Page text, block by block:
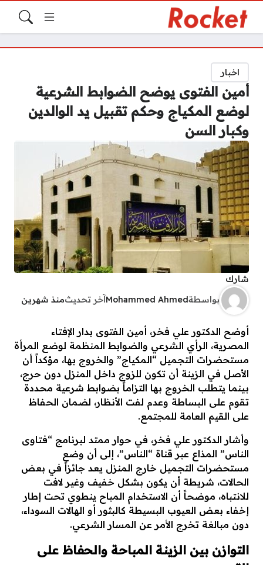
اخبار
أمين الفتوى يوضح الضوابط الشرعية
لوضع المكياج وحكم تقبيل يد الوالدين
وكبار السن
شارك
بواسطةMohammed Ahmed آخر تحديثمنذ شهرين
أوضح الدكتور علي فخر، أمين الفتوى بدار الإفتاء
المصرية، الرأي الشرعي والضوابط المنظمة لوضع المرأة
مستحضرات التجميل “المكياج” والخروج بها، مؤكداً أن
الأصل في الزينة أن تكون للزوج داخل المنزل دون حرج،
بينما يتطلب الخروج بها التزاماً بضوابط شرعية محددة
تقوم على البساطة وعدم لفت الأنظار، لضمان الحفاظ
على القيم العامة للمجتمع.
​وأشار الدكتور علي فخر، في حوار ممتد لبرنامج “فتاوى
الناس” المذاع عبر قناة “الناس”، إلى أن وضع
مستحضرات التجميل خارج المنزل يعد جائزاً في بعض
الحالات، شريطة أن يكون بشكل خفيف وغير لافت
للانتباه، موضحاً أن الاستخدام المباح ينطوي تحت إطار
إخفاء بعض العيوب البسيطة كالبثور أو الهالات السوداء،
دون مبالغة تخرج الأمر عن المسار الشرعي.
​التوازن بين الزينة المباحة والحفاظ على